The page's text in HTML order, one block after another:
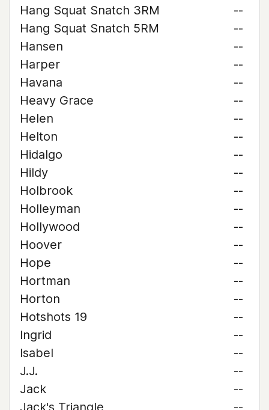
Hang Squat Snatch 3RM
--
Hang Squat Snatch 5RM
--
Hansen
--
Harper
--
Havana
--
Heavy Grace
--
Helen
--
Helton
--
Hidalgo
--
Hildy
--
Holbrook
--
Holleyman
--
Hollywood
--
Hoover
--
Hope
--
Hortman
--
Horton
--
Hotshots 19
--
Ingrid
--
Isabel
--
J.J.
--
Jack
--
Jack's Triangle
--